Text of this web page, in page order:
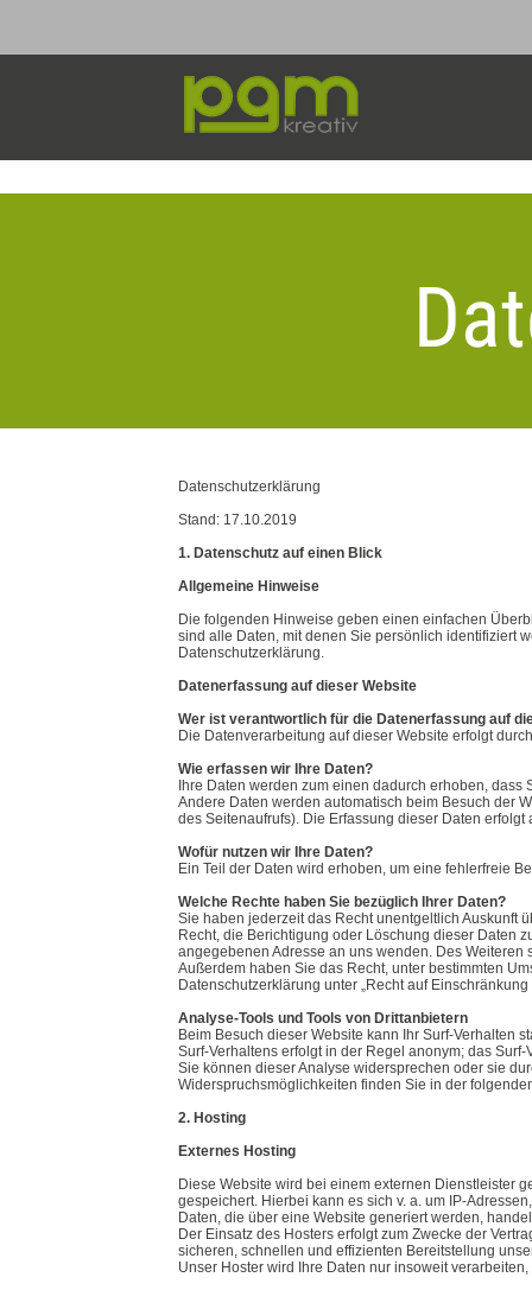
Datenschutzerklärung
Stand: 17.10.2019
1. Datenschutz auf einen Blick
Allgemeine Hinweise
Die folgenden Hinweise geben einen einfachen
sind alle Daten, mit denen Sie persönlich identifiziert
Datenschutzerklärung.
Datenerfassung auf dieser Website
Wer ist verantwortlich für die Datenerfassung auf
Die Datenverarbeitung auf dieser Website erfolgt
Wie erfassen wir Ihre Daten?
Ihre Daten werden zum einen dadurch erhoben,
Andere Daten werden automatisch beim Besuch der
des Seitenaufrufs). Die Erfassung dieser Daten
Wofür nutzen wir Ihre Daten?
Ein Teil der Daten wird erhoben, um eine fehlerfreie
Welche Rechte haben Sie bezüglich Ihrer Daten?
Sie haben jederzeit das Recht unentgeltlich Auskunft
Recht, die Berichtigung oder Löschung dieser Daten
angegebenen Adresse an uns wenden. Des
Außerdem haben Sie das Recht, unter bestimmten
Datenschutzerklärung unter „Recht auf Einschränkung
Analyse-Tools und Tools von Drittanbietern
Beim Besuch dieser Website kann Ihr Surf-Verhalten
Surf-Verhaltens erfolgt in der Regel anonym; das
Sie können dieser Analyse widersprechen oder sie
Widerspruchsmöglichkeiten finden Sie in der
2. Hosting
Externes Hosting
Diese Website wird bei einem externen Dienstleister
gespeichert. Hierbei kann es sich v. a. um IP-
Daten, die über eine Website generiert werden,
Der Einsatz des Hosters erfolgt zum Zwecke der
sicheren, schnellen und effizienten Bereitstellung
Unser Hoster wird Ihre Daten nur insoweit